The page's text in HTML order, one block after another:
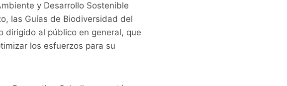
y Desarrollo Sostenible
las Guías de Biodiversidad del
dirigido al público en general, que
los esfuerzos para su